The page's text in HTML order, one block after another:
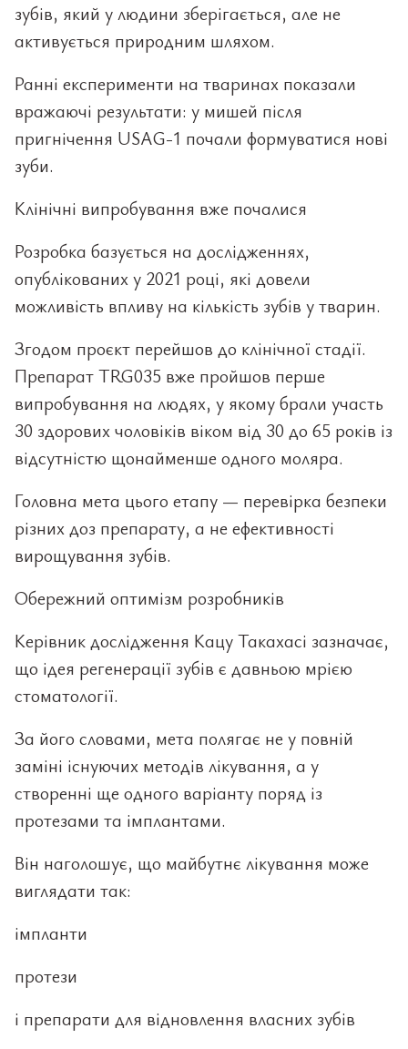
зубів, який у людини зберігається, але не
активується природним шляхом.
Ранні експерименти на тваринах показали
вражаючі результати: у мишей після
пригнічення USAG-1 почали формуватися нові
зуби.
Клінічні випробування вже почалися
Розробка базується на дослідженнях,
опублікованих у 2021 році, які довели
можливість впливу на кількість зубів у тварин.
Згодом проєкт перейшов до клінічної стадії.
Препарат TRG035 вже пройшов перше
випробування на людях, у якому брали участь
30 здорових чоловіків віком від 30 до 65 років із
відсутністю щонайменше одного моляра.
Головна мета цього етапу — перевірка безпеки
різних доз препарату, а не ефективності
вирощування зубів.
Обережний оптимізм розробників
Керівник дослідження Кацу Такахасі зазначає,
що ідея регенерації зубів є давньою мрією
стоматології.
За його словами, мета полягає не у повній
заміні існуючих методів лікування, а у
створенні ще одного варіанту поряд із
протезами та імплантами.
Він наголошує, що майбутнє лікування може
виглядати так:
імпланти
протези
і препарати для відновлення власних зубів